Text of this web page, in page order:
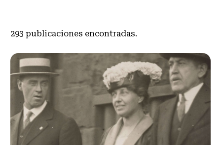
Involucrarse
293 publicaciones encontradas.